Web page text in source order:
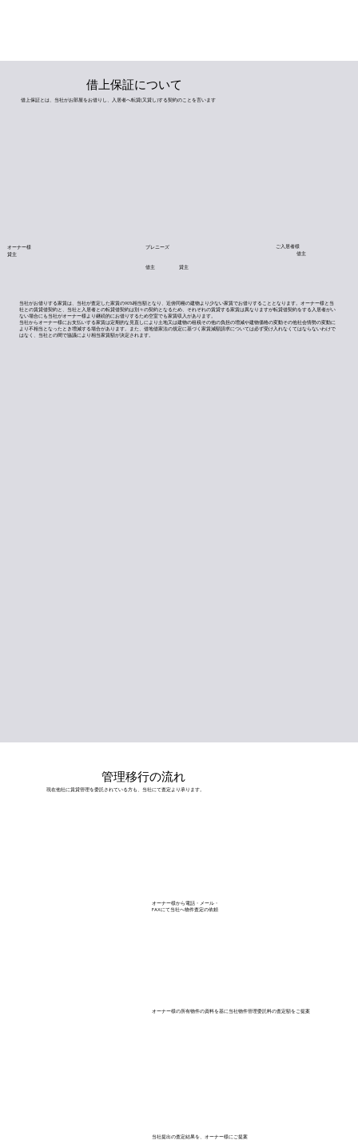
借上保証について
借上保証とは、当社がお部屋をお借りし、入居者へ転貸(又貸し)する契約のことを言います
当社がお借りする家賃は、当社が査定した家賃の90%相当額となり、近傍同種の建物より少ない家賃でお借りすることとなります。オーナー様と当
社との賃貸借契約と、当社と入居者との転貸借契約は別々の契約となるため、それぞれの賃貸する家賃は異なりますが転貸借契約をする入居者がい
ない場合にも当社がオーナー様より継続的にお借りするため空室でも家賃収入があります。
当社からオーナー様にお支払いする家賃は定期的な見直しにより土地又は建物の租税その他の負担の増減や建物価格の変動その他社会情勢の変動に
より不相当となったとき増減する場合があります。また、借地借家法の規定に基づく家賃減額請求については必ず受け入れなくてはならないわけで
はなく、当社との間で協議により相当家賃額が決定されます。
オーナー様
貸主
ご入居者様
借主
貸主
プレニーズ
借主
管理移行の流れ
現在他社に賃貸管理を委託されている方も、当社にて査定より承ります。
オーナー様から電話・メール・
FAXにて当社へ物件査定の依頼
オーナー様の所有物件の資料を基に当社物件管理委託料の査定額をご提案
当社提出の査定結果を、​オーナー様にご提案